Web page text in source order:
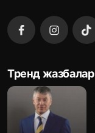
Тренд жазбалар